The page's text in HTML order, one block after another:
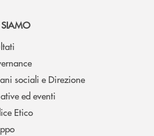
sociali e Direzione
ed eventi
Etico